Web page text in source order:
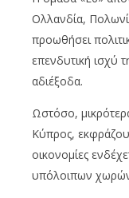
Ολλανδία,
προωθήσει
επενδυτική ισχύ
αδιέξοδα.
Ωστόσο,
Κύπρος,
οικονομίες
υπόλοιπων